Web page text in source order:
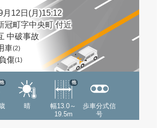
月12日(月)15:12
冠町字中央町 付近
中破事故
車(2)
傷(1)
他
晴
幅13.0～
19.5m
他
歩車分式信
号